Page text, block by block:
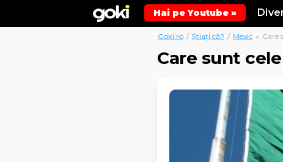
Hai pe Youtube »
Goki.ro / Știați că? / Mexic » Care
Care sunt